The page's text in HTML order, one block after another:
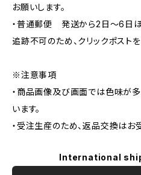
お願いします。
・普通郵便 発送から2日〜6日ほ
追跡不可のため、クリックポスト
※注意事項
・商品画像及び画面では色味が
います。
・受注生産のため、返品交換はお
International